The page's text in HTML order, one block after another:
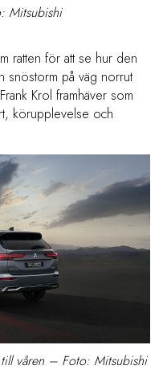
Mitsubishi
ratten för att se hur den
snöstorm på väg norrut
Krol framhäver som
körupplevelse och
våren – Foto: Mitsubishi